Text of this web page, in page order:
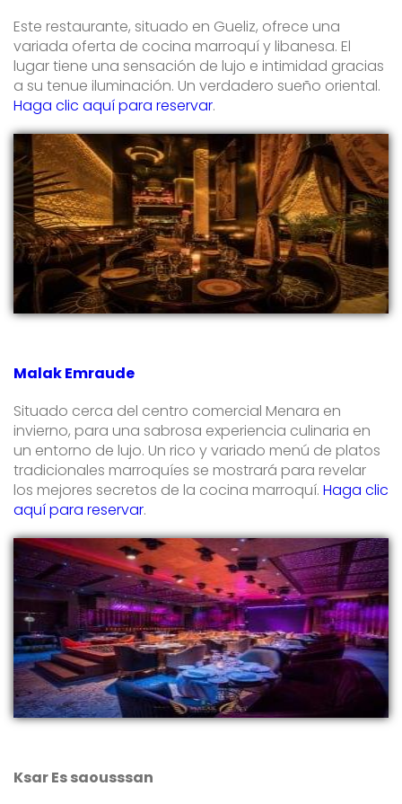
Este restaurante, situado en Gueliz, ofrece una
variada oferta de cocina marroquí y libanesa. El
lugar tiene una sensación de lujo e intimidad gracias
a su tenue iluminación. Un verdadero sueño oriental.
Haga clic aquí para reservar.
Malak Emraude
Situado cerca del centro comercial Menara en
invierno, para una sabrosa experiencia culinaria en
un entorno de lujo. Un rico y variado menú de platos
tradicionales marroquíes se mostrará para revelar
los mejores secretos de la cocina marroquí. Haga clic
aquí para reservar.
Ksar Es saousssan